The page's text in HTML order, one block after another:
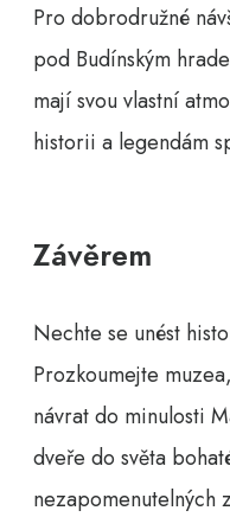
Pro dobrodružné
pod Budínským
mají svou vlastní
historii a legendám
Závěrem
Nechte se unést
Prozkoumejte
návrat do minulosti
dveře do světa
nezapomenutelných